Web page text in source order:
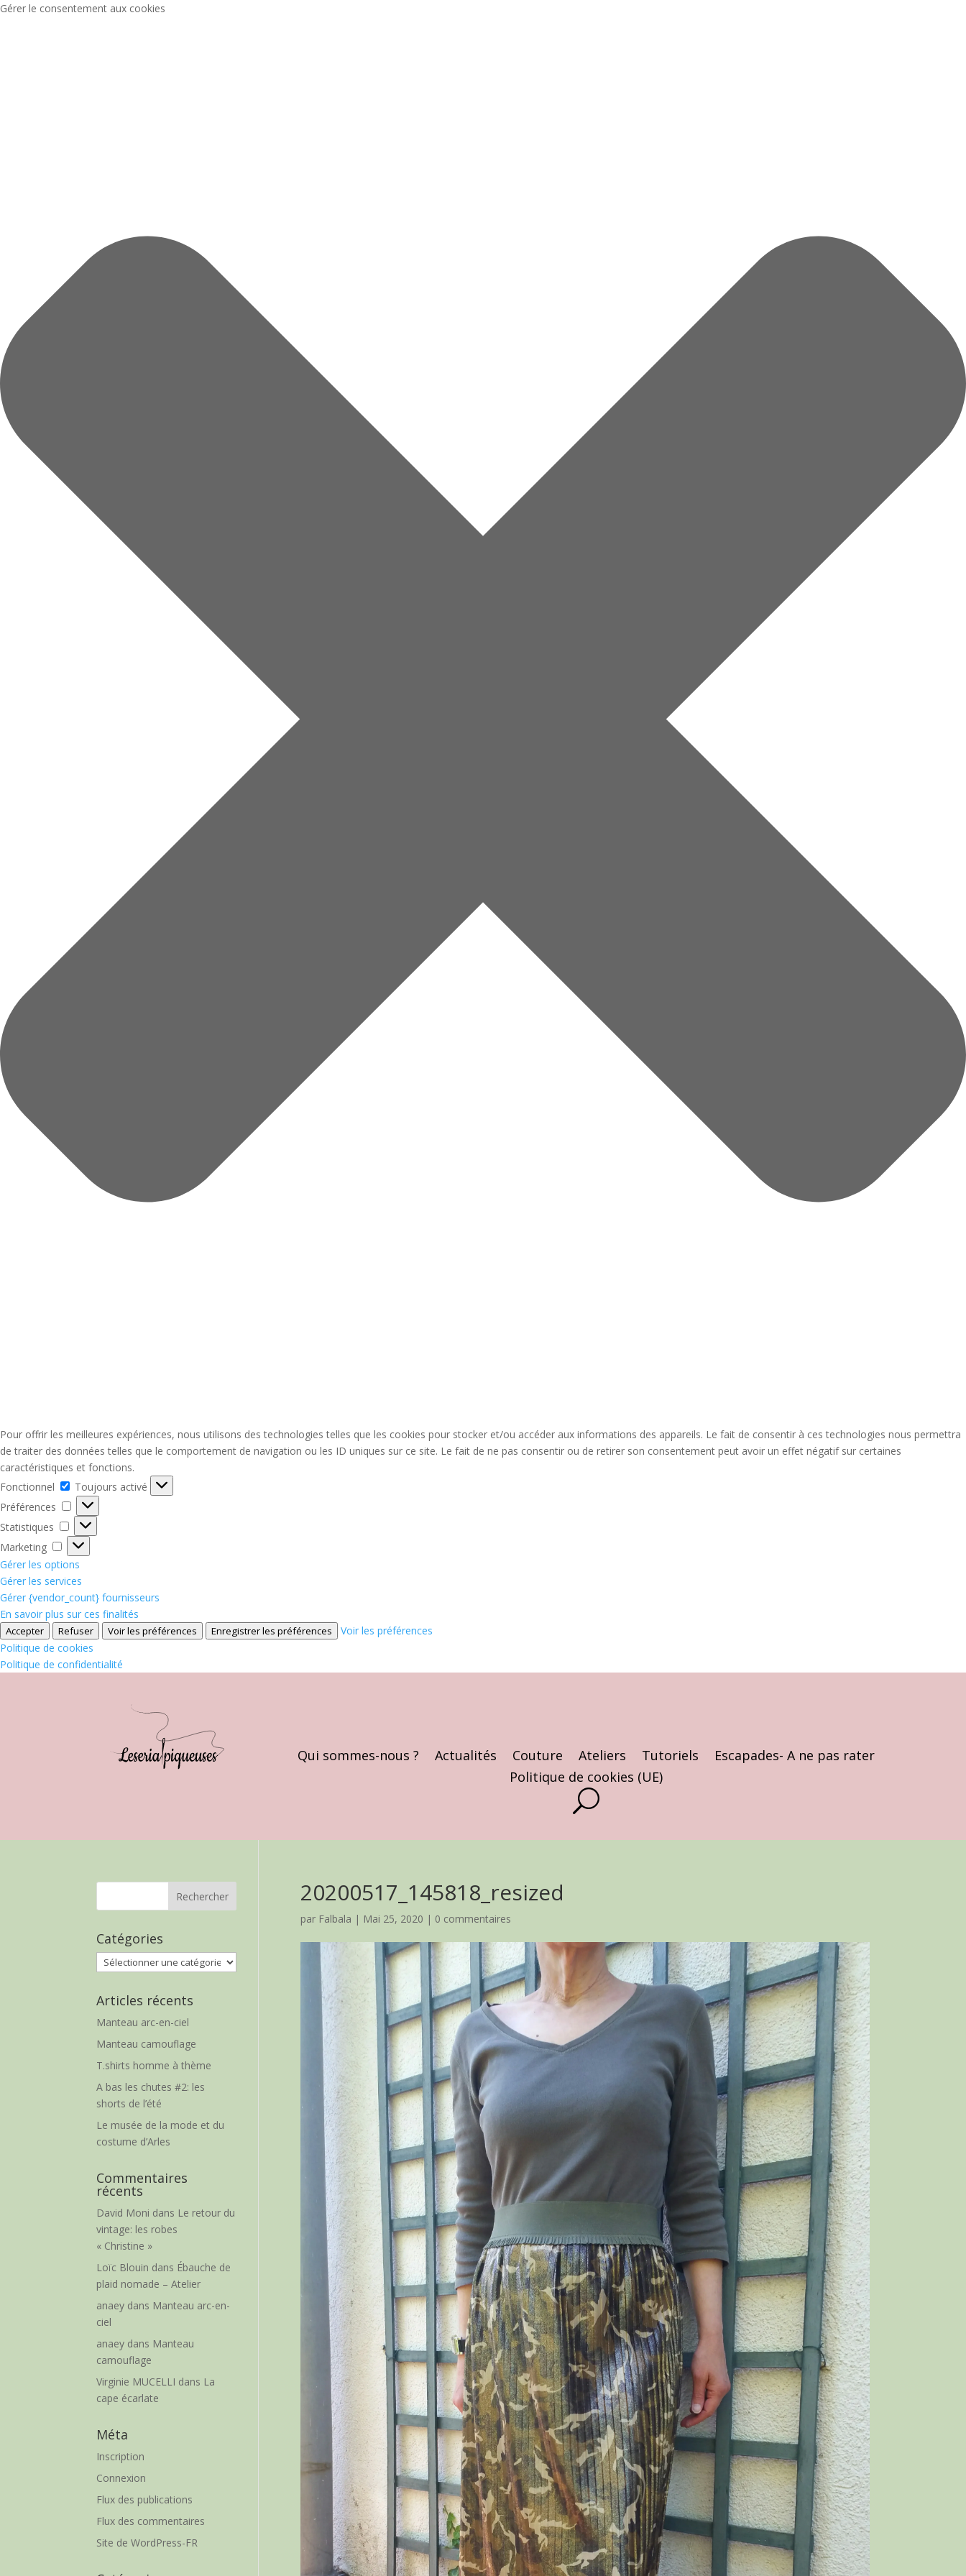
Gérer le consentement aux cookies
Pour offrir les meilleures expériences, nous utilisons des technologies telles que les cookies pour stocker et/ou accéder aux informations des appareils. Le fait de consentir à ces technologies nous permettra
de traiter des données telles que le comportement de navigation ou les ID uniques sur ce site. Le fait de ne pas consentir ou de retirer son consentement peut avoir un effet négatif sur certaines
caractéristiques et fonctions.
Fonctionnel
Fonctionnel
Toujours activé
Préférences
Préférences
Statistiques
Statistiques
Marketing
Marketing
Gérer les options
Gérer les services
Gérer {vendor_count} fournisseurs
En savoir plus sur ces finalités
Accepter Refuser Voir les préférences Enregistrer les préférences
Voir les préférences
Politique de cookies
Politique de confidentialité
Qui sommes-nous ? Actualités Couture Ateliers Tutoriels
Escapades- A ne pas rater
Politique de cookies (UE)
20200517_145818_resized
par Falbala | Mai 25, 2020 | 0 commentaires
Catégories
Catégories
Articles récents
Manteau arc-en-ciel
Manteau camouflage
T.shirts homme à thème
A bas les chutes #2: les
shorts de l’été
Le musée de la mode et du
costume d’Arles
Commentaires
récents
David Moni dans Le retour du
vintage: les robes
« Christine »
Loïc Blouin dans Ébauche de
plaid nomade – Atelier
anaey dans Manteau arc-en-
ciel
anaey dans Manteau
camouflage
Virginie MUCELLI dans La
cape écarlate
Méta
Inscription
Connexion
Flux des publications
Flux des commentaires
Site de WordPress-FR